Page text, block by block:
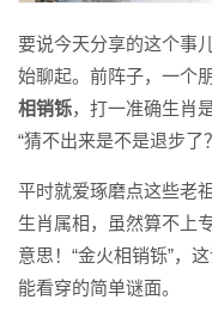
要说今天分享的这个事
始聊起。前阵子，一个
相销铄，打一准确生肖
“猜不出来是不是退步了
平时就爱琢磨点这些老
生肖属相，虽然算不上
意思！“金火相销铄”，
能看穿的简单谜面。